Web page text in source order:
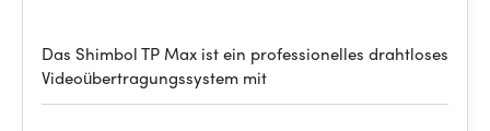
Das Shimbol TP Max ist ein professionelles drahtloses
Videoübertragungssystem mit